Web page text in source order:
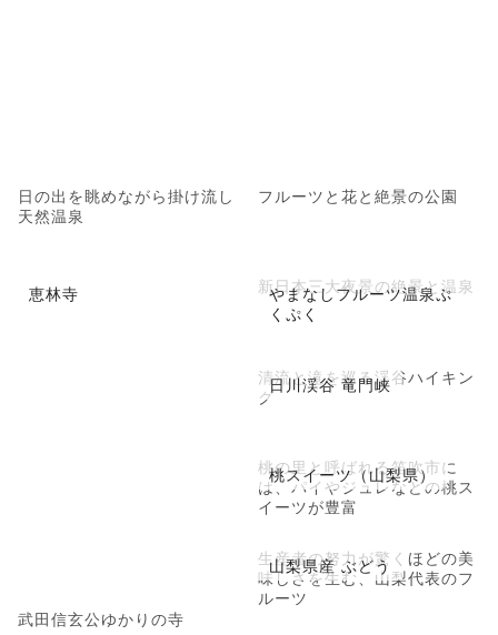
日の出を眺めながら掛け流し
天然温泉
フルーツと花と絶景の公園
恵林寺
武田信玄公ゆかりの寺
やまなしフルーツ温泉ぷ
くぷく
新日本三大夜景の絶景と温泉
日川渓谷 竜門峡
清流と滝を巡る渓谷ハイキン
グ
桃スイーツ（山梨県）
桃の里と呼ばれる笛吹市に
は、パイやジュレなどの桃ス
イーツが豊富
山梨県産 ぶどう
生産者の努力が驚くほどの美
味しさを生む、山梨代表のフ
ルーツ